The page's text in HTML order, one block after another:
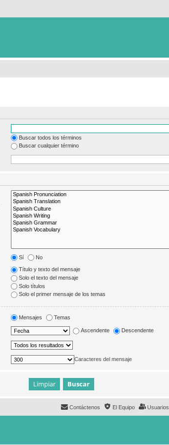
Buscar todos los términos
Buscar cualquier término
Sí No
Título y texto del mensaje
Solo el texto del mensaje
Solo títulos
Solo el primer mensaje de los temas
Mensajes Temas
Ascendente Descendente
Caracteres del mensaje
Usuarios
El Equipo
Contáctenos